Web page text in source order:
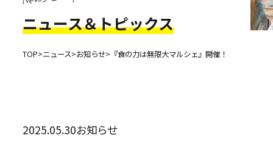
ニュース＆トピックス
TOP>ニュース>お知らせ> 『食の力は無限大マルシェ』開催！
2025.05.30お知らせ